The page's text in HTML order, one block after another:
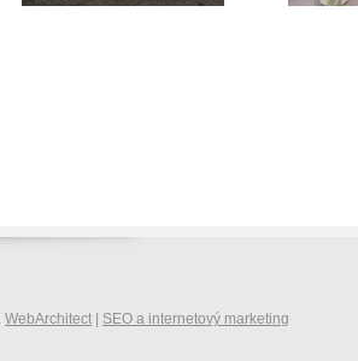
WebArchitect | SEO a internetový marketing